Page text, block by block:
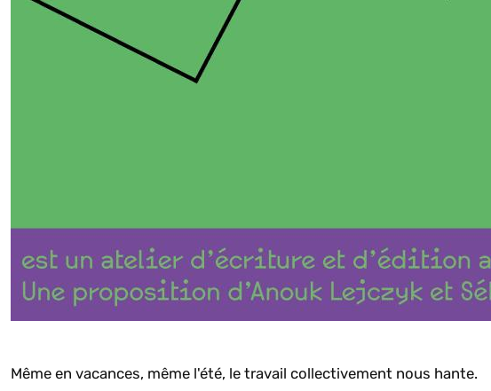
Même en vacances, même l'été, le travail collectivement nous hante.